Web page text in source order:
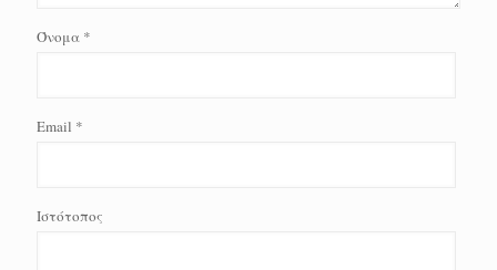
Όνομα *
Email *
Ιστότοπος